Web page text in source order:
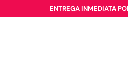
ENTREGA INMEDIATA